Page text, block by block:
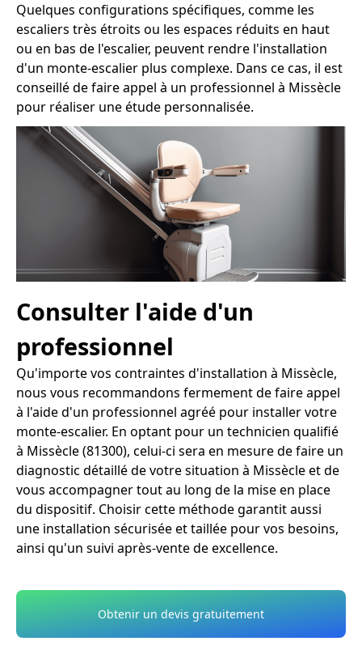
Quelques configurations spécifiques, comme les
escaliers très étroits ou les espaces réduits en haut
ou en bas de l'escalier, peuvent rendre l'installation
d'un monte-escalier plus complexe. Dans ce cas, il est
conseillé de faire appel à un professionnel à Missècle
pour réaliser une étude personnalisée.
Consulter l'aide d'un
professionnel
Qu'importe vos contraintes d'installation à Missècle,
nous vous recommandons fermement de faire appel
à l'aide d'un professionnel agréé pour installer votre
monte-escalier. En optant pour un technicien qualifié
à Missècle (81300), celui-ci sera en mesure de faire un
diagnostic détaillé de votre situation à Missècle et de
vous accompagner tout au long de la mise en place
du dispositif. Choisir cette méthode garantit aussi
une installation sécurisée et taillée pour vos besoins,
ainsi qu'un suivi après-vente de excellence.
Obtenir un devis gratuitement